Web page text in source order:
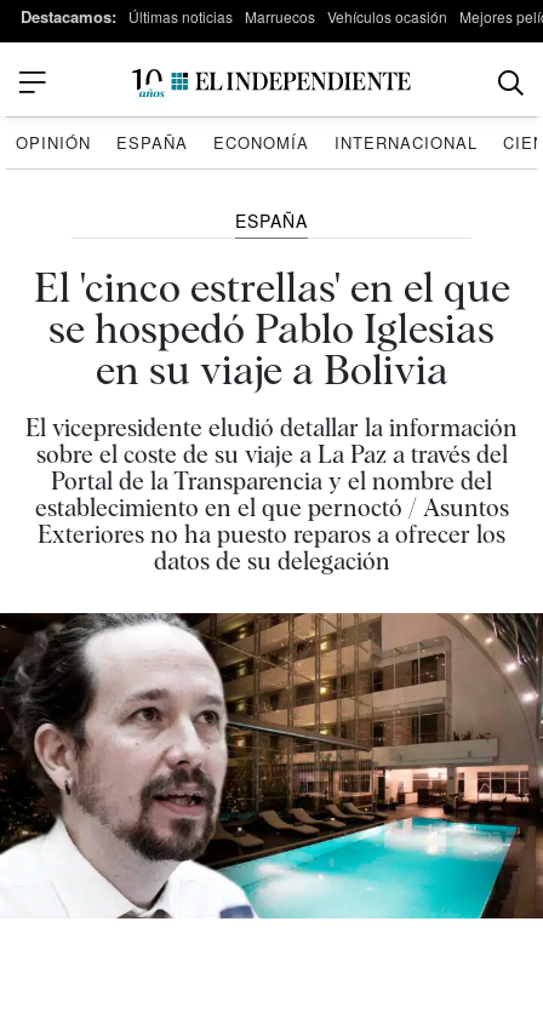
Destacamos: Últimas noticias Marruecos Vehículos ocasión Mejores
OPINIÓN ESPAÑA ECONOMÍA INTERNACIONAL
ESPAÑA
El 'cinco estrellas' en el que
se hospedó Pablo Iglesias
en su viaje a Bolivia
El vicepresidente eludió detallar la información
sobre el coste de su viaje a La Paz a través del
Portal de la Transparencia y el nombre del
establecimiento en el que pernoctó / Asuntos
Exteriores no ha puesto reparos a ofrecer los
datos de su delegación